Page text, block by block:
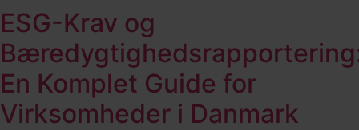
ESG-Krav og
En Komplet Guide for
Virksomheder i Danmark